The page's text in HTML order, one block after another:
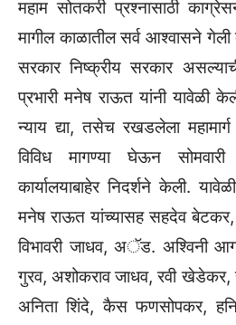
महाम सोतकरी प्रश्नासाठी
मागील काळातील सर्व आश्वासने
सरकार निष्क्रीय सरकार
प्रभारी मनेष राऊत यांनी यावेळी
न्याय द्या, तसेच रखडलेला
विविध मागण्या घेऊन सोमवारी
कार्यालयाबाहेर निदर्शने केली.
मनेष राऊत यांच्यासह सहदेव
विभावरी जाधव, अॅड. अश्विनी
गुरव, अशोकराव जाधव, रवी
अनिता शिंदे, कैस फणसोपकर,